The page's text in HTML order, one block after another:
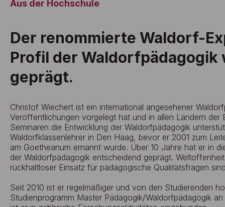
Aus der Hochschule
Der renommierte Waldorf-
Profil der
geprägt.
Christof Wiechert ist ein international angesehener
Veröffentlichungen vorgelegt hat und in allen Ländern der
Seminaren die Entwicklung der Waldorfpädagogik
Waldorfklassenlehrer in Den Haag, bevor er 2001 zum
am Goetheanum ernannt wurde. Über 10 Jahre hat er in
der Waldorfpädagogik entscheidend geprägt.
rückhaltloser Einsatz für pädagogische Qualitätsfragen
Seit 2010 ist er regelmäßiger und von den Studierenden
Studienprogramm Master Pädagogik/Waldorfpädagogik